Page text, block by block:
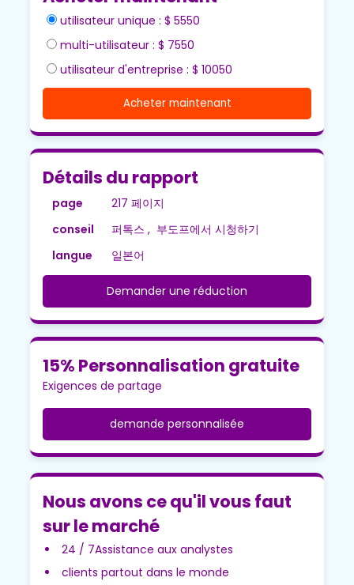
utilisateur unique : $ 5550
multi-utilisateur : $ 7550
utilisateur d'entreprise : $ 10050
Acheter maintenant
Détails du rapport
page
217 페이지
conseil
퍼톡스 , 부도프에서 시청하기
langue
일본어
Demander une réduction
15% Personnalisation gratuite
Exigences de partage
demande personnalisée
Nous avons ce qu'il vous faut
sur le marché
24 / 7Assistance aux analystes
clients partout dans le monde